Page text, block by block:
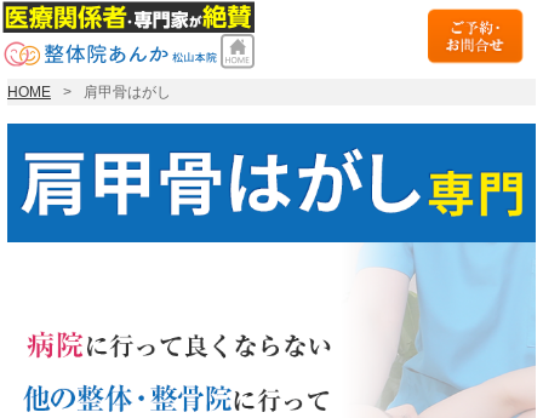
HOME 肩甲骨はがし